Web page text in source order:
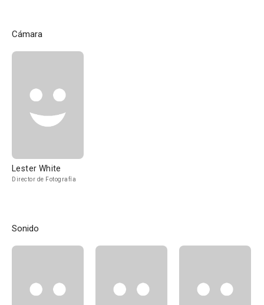
Cámara
Lester White
Director de Fotografía
Sonido